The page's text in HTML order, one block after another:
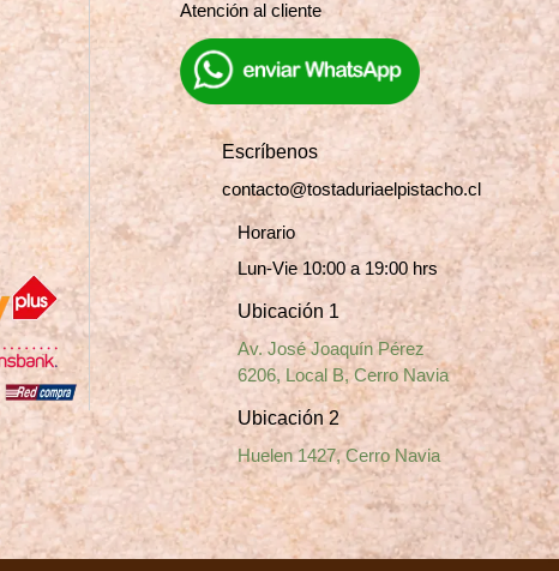
Atención al cliente
Escríbenos
contacto@tostaduriaelpistacho.cl
Horario
Lun-Vie 10:00 a 19:00 hrs
Ubicación 1
Av. José Joaquín Pérez
6206, Local B, Cerro Navia
Ubicación 2
Huelen 1427, Cerro Navia